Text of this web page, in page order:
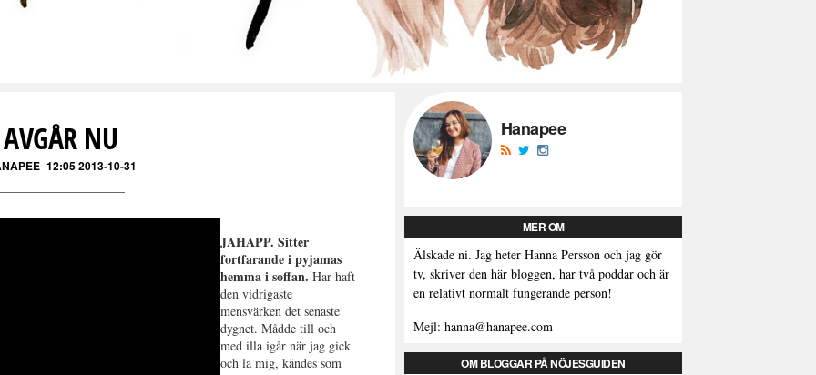
AVGÅR NU
12:05 2013-10-31
JAHAPP. Sitter
fortfarande i pyjamas
hemma i soffan. Har haft
den vidrigaste
mensvärken det senaste
dygnet. Mådde till och
med illa igår när jag gick
och la mig, kändes som
Hanapee
MER OM
Älskade ni. Jag heter Hanna Persson och jag gör
tv, skriver den här bloggen, har två poddar och är
en relativt normalt fungerande person!
Mejl: hanna@hanapee.com
OM BLOGGAR PÅ NÖJESGUIDEN